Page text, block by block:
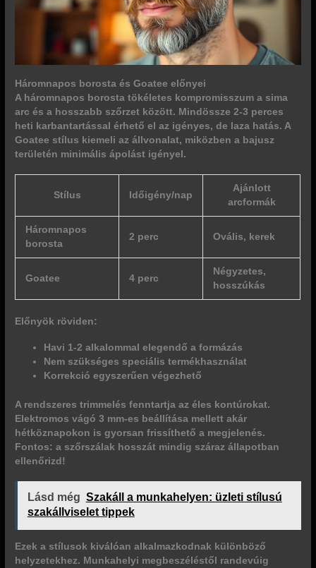
Háromnapos borosta és Goatee előnyei
A háromnapos borosta tökéletes kompromisszum a sima
arc és a hosszabb szőrzet között. Mindössze 2-3 perces
heti karbantartással érhető el az igényes, de laza hatás. A
Goatee stílus kiemeli az állvonalat, miközben a bajusz
területén minimális ápolást igényel.
Stílus Időigény/nap
Ajánlott
arcformák
Háromnapos
borosta
2 perc Ovális, kerek
Goatee 4 perc
Négyzetes,
hosszúkás
Előnyök röviden:
Havi 1-2 alkalommal elegendő a formázás
Nem szükséges speciális termékhasználat
Korrekció egyszerűen végezhető
A rendszeres trimmelés fenntartja az éles kontúrokat.
Elektromos vágó 3 mm-es beállítása mellett akár
hétköznapokon is gyorsan frissíthető a megjelenés.
Fontos: a szőrszálak hosszát mindig száraz állapotban
ellenőrizd!
Lásd még Szakáll a munkahelyen: üzleti stílusú
szakállviselet tippek
Ezek a stílusok kiválóan alkalmazkodnak különböző
helyzetekhez. Munkahelyi megbeszéléstől randevúig